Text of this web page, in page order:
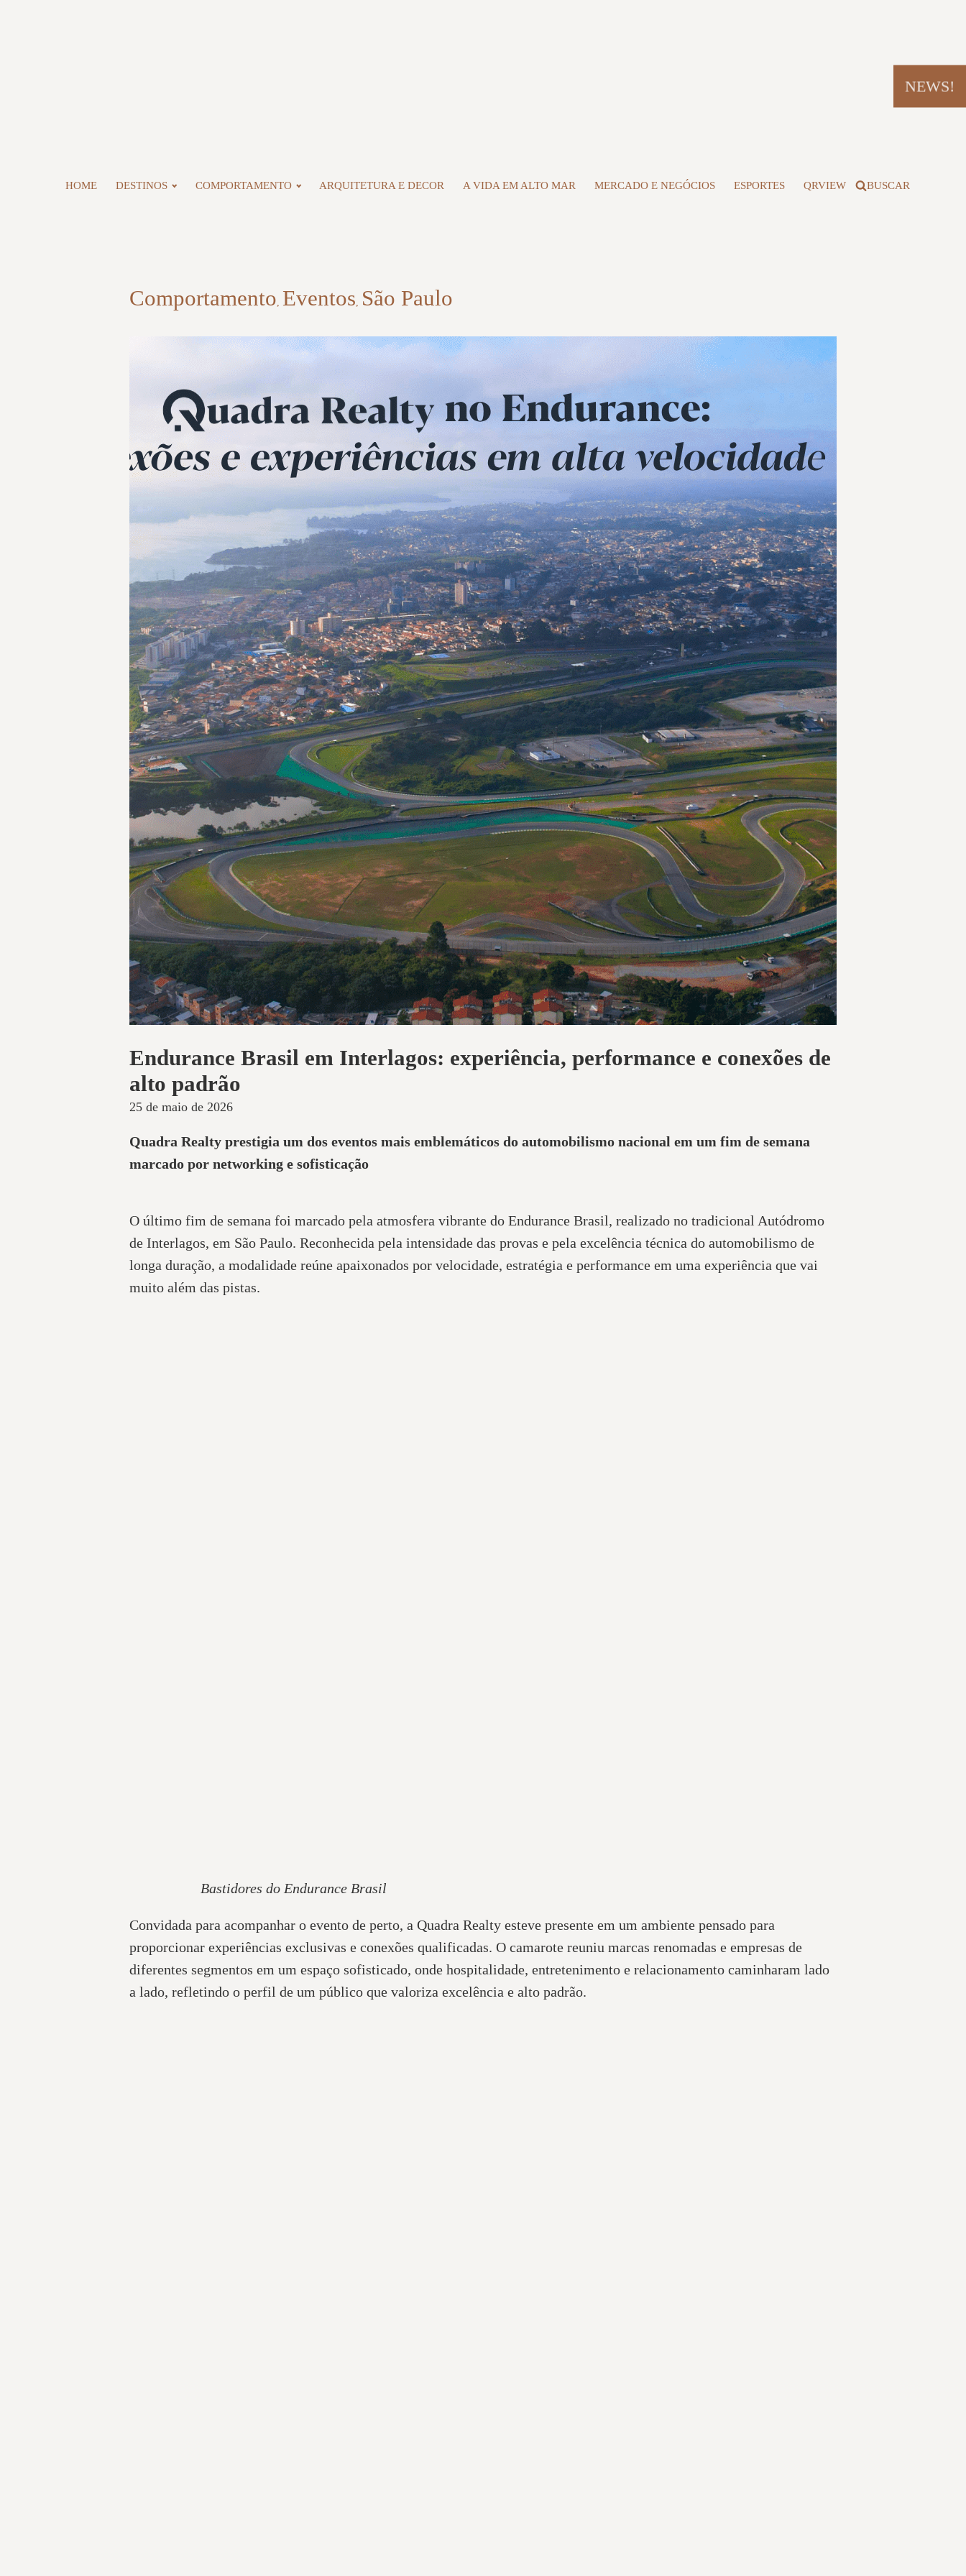
NEWS!
HOME DESTINOS COMPORTAMENTO ARQUITETURA E DECOR A VIDA EM ALTO MAR MERCADO E NEGÓCIOS ESPORTES QRVIEW BUSCAR
Comportamento, Eventos, São Paulo
Endurance Brasil em Interlagos: experiência, performance e conexões de
alto padrão
25 de maio de 2026
Quadra Realty prestigia um dos eventos mais emblemáticos do automobilismo nacional em um fim de semana
marcado por networking e sofisticação
O último fim de semana foi marcado pela atmosfera vibrante do Endurance Brasil, realizado no tradicional Autódromo
de Interlagos, em São Paulo. Reconhecida pela intensidade das provas e pela excelência técnica do automobilismo de
longa duração, a modalidade reúne apaixonados por velocidade, estratégia e performance em uma experiência que vai
muito além das pistas.
Bastidores do Endurance Brasil
Convidada para acompanhar o evento de perto, a Quadra Realty esteve presente em um ambiente pensado para
proporcionar experiências exclusivas e conexões qualificadas. O camarote reuniu marcas renomadas e empresas de
diferentes segmentos em um espaço sofisticado, onde hospitalidade, entretenimento e relacionamento caminharam lado
a lado, refletindo o perfil de um público que valoriza excelência e alto padrão.